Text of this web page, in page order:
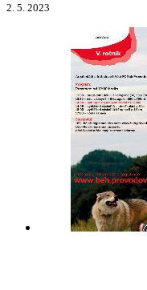
2. 5. 2023